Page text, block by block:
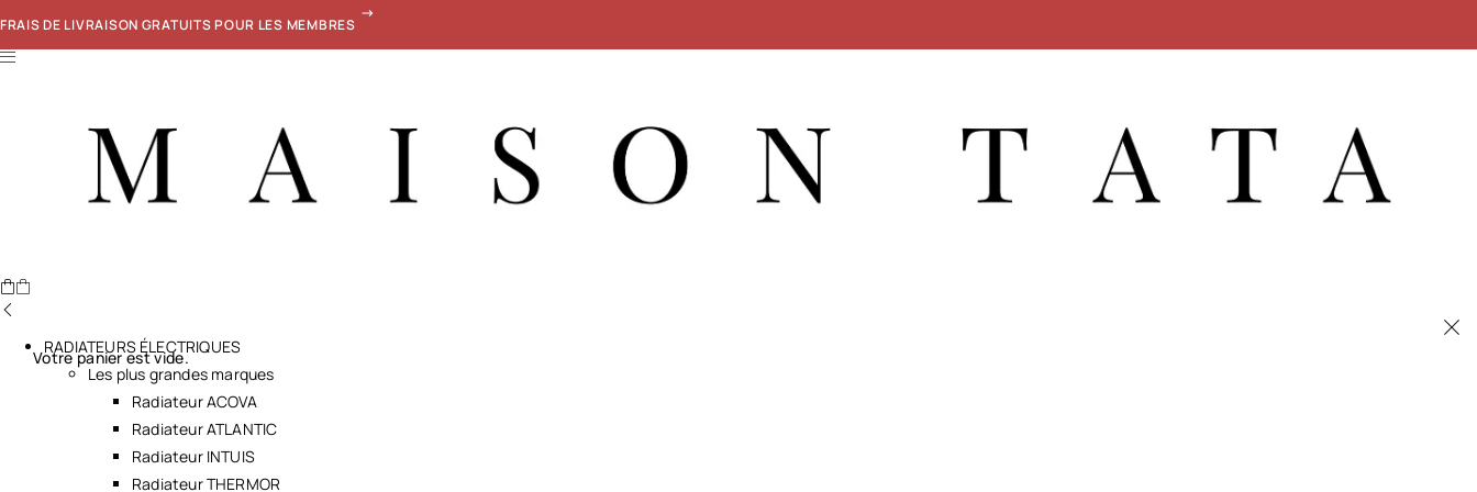
FRAIS DE LIVRAISON GRATUITS POUR LES MEMBRES
Votre panier est vide.
RADIATEURS ÉLECTRIQUES
Les plus grandes marques
Radiateur ACOVA
Radiateur ATLANTIC
Radiateur INTUIS
Radiateur THERMOR